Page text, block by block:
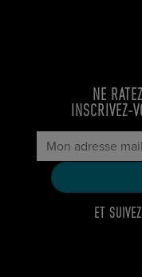
NE
INSCRIVEZ-
ET